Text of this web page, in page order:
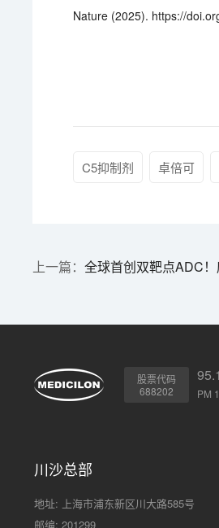
Nature (2025). https://
C5抑制剂 卓倍可
全球首创双靶点ADC！康宁杰瑞JSKN022获批临床
股票代码
688202
PM
川沙总部
地址: 上海市浦东新区川大路585号
邮编: 201299